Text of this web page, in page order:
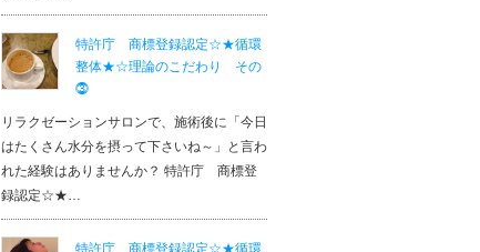
特許庁 商標登録認定☆★循環
整体★☆理論のこだわり その
⓷
リラクゼーションサロンで、施術後に「今日
はたくさん水分を摂って下さいね～」と言わ
れた経験はありませんか？ 特許庁 商標登
録認定☆★…
特許庁 商標登録認定☆★循環